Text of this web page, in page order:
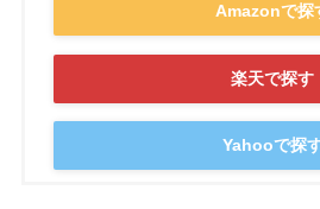
Amazonで探
楽天で探す
Yahooで探